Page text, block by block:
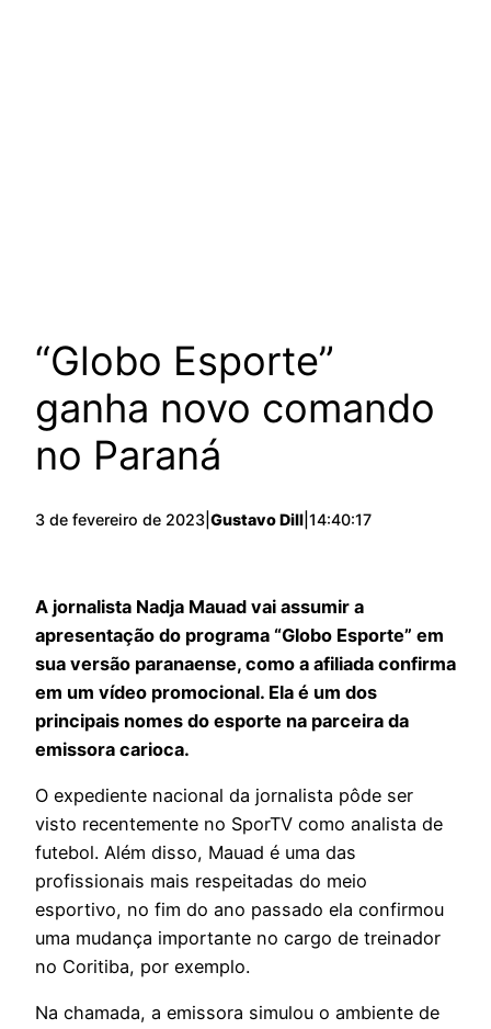
“Globo Esporte”
ganha novo comando
no Paraná
3 de fevereiro de 2023 Gustavo Dill 14:40:17
A jornalista Nadja Mauad vai assumir a
apresentação do programa “Globo Esporte” em
sua versão paranaense, como a afiliada confirma
em um vídeo promocional. Ela é um dos
principais nomes do esporte na parceira da
emissora carioca.
O expediente nacional da jornalista pôde ser
visto recentemente no SporTV como analista de
futebol. Além disso, Mauad é uma das
profissionais mais respeitadas do meio
esportivo, no fim do ano passado ela confirmou
uma mudança importante no cargo de treinador
no Coritiba, por exemplo.
Na chamada, a emissora simulou o ambiente de